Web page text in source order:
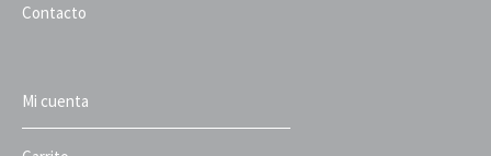
Contacto
Mi cuenta